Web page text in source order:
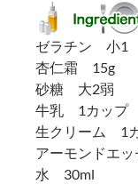
ゼラチン 小1
杏仁霜 15g
砂糖 大2弱
牛乳 1カップ
生クリーム 1
アーモンドエ
水 30ml